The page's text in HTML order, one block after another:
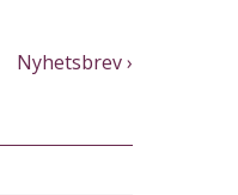
Nyhetsbrev